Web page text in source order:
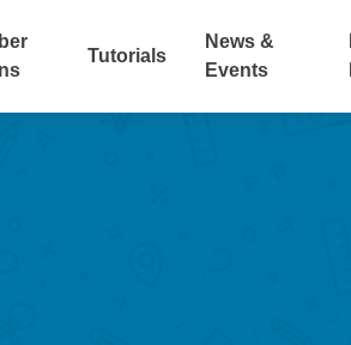
Tutorials
News &
Events